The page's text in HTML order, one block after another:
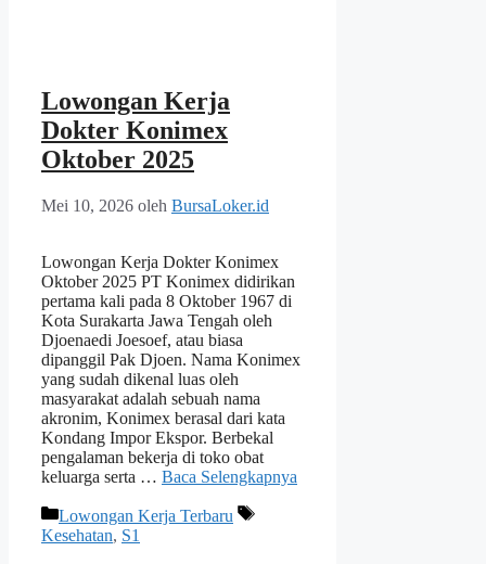
Lowongan Kerja
Dokter Konimex
Oktober 2025
Mei 10, 2026 oleh BursaLoker.id
Lowongan Kerja Dokter Konimex
Oktober 2025 PT Konimex didirikan
pertama kali pada 8 Oktober 1967 di
Kota Surakarta Jawa Tengah oleh
Djoenaedi Joesoef, atau biasa
dipanggil Pak Djoen. Nama Konimex
yang sudah dikenal luas oleh
masyarakat adalah sebuah nama
akronim, Konimex berasal dari kata
Kondang Impor Ekspor. Berbekal
pengalaman bekerja di toko obat
keluarga serta … Baca Selengkapnya
Kategori
Lowongan Kerja Terbaru
Tag
Kesehatan, S1